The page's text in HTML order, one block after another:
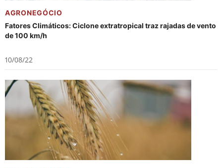
AGRONEGÓCIO
Fatores Climáticos: Ciclone extratropical traz rajadas de vento
de 100 km/h
10/08/22